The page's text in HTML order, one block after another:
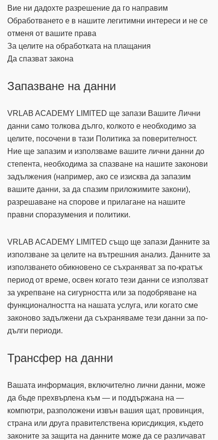
Вие ни дадохте разрешение да го направим
Обработването е в нашите легитимни интереси и не се
отменя от вашите права
За целите на обработката на плащания
Да спазват закона
Запазване на данни
VRLAB ACADEMY LIMITED ще запази Вашите Лични
данни само толкова дълго, колкото е необходимо за
целите, посочени в тази Политика за поверителност.
Ние ще запазим и използваме вашите лични данни до
степента, необходима за спазване на нашите законови
задължения (например, ако се изисква да запазим
вашите данни, за да спазим приложимите закони),
разрешаване на спорове и прилагане на нашите
правни споразумения и политики.
VRLAB ACADEMY LIMITED също ще запази Данните за
използване за целите на вътрешния анализ. Данните за
използването обикновено се съхраняват за по-кратък
период от време, освен когато тези данни се използват
за укрепване на сигурността или за подобряване на
функционалността на нашата услуга, или когато сме
законово задължени да съхраняваме тези данни за по-
дълги периоди.
Трансфер на данни
Вашата информация, включително лични данни, може
да бъде прехвърлена към — и поддържана на —
компютри, разположени извън вашия щат, провинция,
страна или друга правителствена юрисдикция, където
законите за защита на данните може да се различават